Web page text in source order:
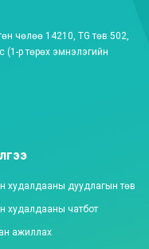
чөлөө 14210, TG төв 502,
(1-р төрөх эмнэлэгийн
худалдааны дуудлагын төв
худалдааны чатбот
ажиллах